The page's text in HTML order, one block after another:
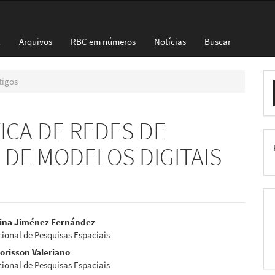
Arquivos RBC em números Notícias Buscar
DE REDES DE
MODELOS DIGITAIS
Jiménez Fernández
de Pesquisas Espaciais
Valeriano
de Pesquisas Espaciais